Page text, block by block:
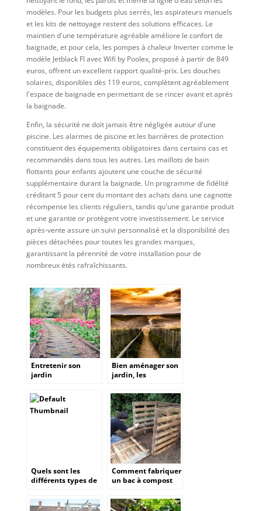
modèles. Pour les budgets plus serrés, les aspirateurs manuels
et les kits de nettoyage restent des solutions efficaces. Le
maintien d'une température agréable améliore le confort de
baignade, et pour cela, les pompes à chaleur Inverter comme le
modèle Jetblack FI avec Wifi by Poolex, proposé à partir de 849
euros, offrent un excellent rapport qualité-prix. Les douches
solaires, disponibles dès 119 euros, complètent agréablement
l'espace de baignade en permettant de se rincer avant et après
la baignade.
Enfin, la sécurité ne doit jamais être négligée autour d'une
piscine. Les alarmes de piscine et les barrières de protection
constituent des équipements obligatoires dans certains cas et
recommandés dans tous les autres. Les maillots de bain
flottants pour enfants ajoutent une couche de sécurité
supplémentaire durant la baignade. Un programme de fidélité
créditant 5 pour cent du montant des achats dans une cagnotte
récompense les clients réguliers, tandis qu'une garantie produit
et une garantie or protègent votre investissement. Le service
après-vente assure un suivi personnalisé et la disponibilité des
pièces détachées pour toutes les grandes marques,
garantissant la pérennité de votre installation pour de
nombreux étés rafraîchissants.
Entretenir son
jardin
Bien aménager son
jardin, les
à prendre en
compte.
Quels sont les
différents types de
jardin ?
Comment fabriquer
un bac à compost